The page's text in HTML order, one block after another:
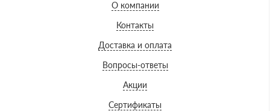
О компании
Контакты
Доставка и оплата
Вопросы-ответы
Акции
Сертификаты